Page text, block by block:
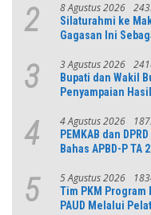
2 8 Agustus 2026
Silaturahmi ke
Gagasan Ini
3 3 Agustus 2026
Bupati dan Wakil
Penyampaian
4 4 Agustus 2026
PEMKAB dan
Bahas APBD-P TA
5 5 Agustus 2026
Tim PKM Program
PAUD Melalui